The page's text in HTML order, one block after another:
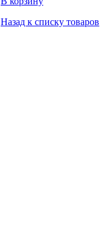
Назад к списку товаров